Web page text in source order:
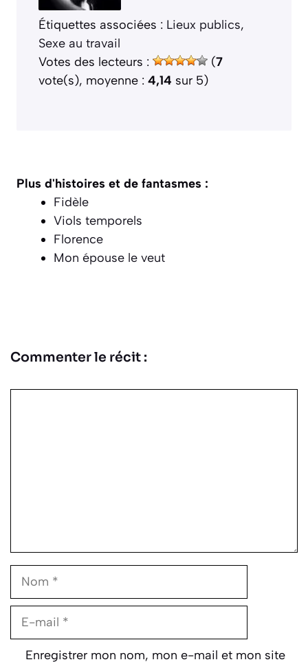
Étiquettes associées : Lieux publics
Sexe au travail
Votes des lecteurs :
(7
vote(s), moyenne : 4,14 sur 5)
Plus d'histoires et de fantasmes :
Fidèle
Viols temporels
Florence
Mon épouse le veut
Commenter le récit :
Nom
E-
Enregistrer mon nom, mon e-mail et mon site